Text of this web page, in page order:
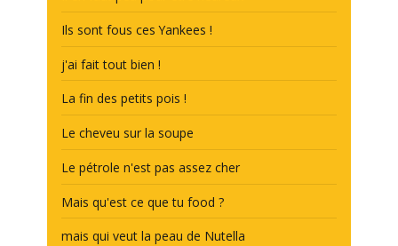
Ils sont fous ces Yankees !
j'ai fait tout bien !
La fin des petits pois !
Le cheveu sur la soupe
Le pétrole n'est pas assez cher
Mais qu'est ce que tu food ?
mais qui veut la peau de Nutella